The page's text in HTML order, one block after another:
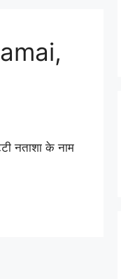
नताशा के नाम